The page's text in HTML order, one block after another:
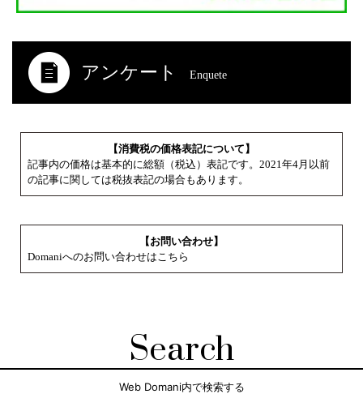
アンケート Enquete
【消費税の価格表記について】
記事内の価格は基本的に総額（税込）表記です。2021年4月以前
の記事に関しては税抜表記の場合もあります。
【お問い合わせ】
Domaniへのお問い合わせはこちら
Search
Web Domani内で検索する